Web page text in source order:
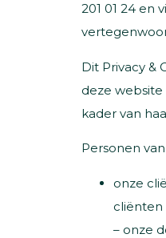
201 01 24 en
Dit Privacy &
deze website
kader van
Personen
onze
cliënten
– onze